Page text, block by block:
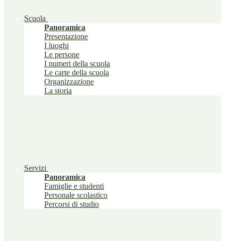
Scuola
Panoramica
Presentazione
I luoghi
Le persone
I numeri della scuola
Le carte della scuola
Organizzazione
La storia
Servizi
Panoramica
Famiglie e studenti
Personale scolastico
Percorsi di studio